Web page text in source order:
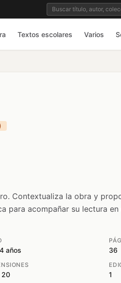
Textos escolares Varios
Contextualiza la obra y
para acompañar su lectura en
años 36
20 1